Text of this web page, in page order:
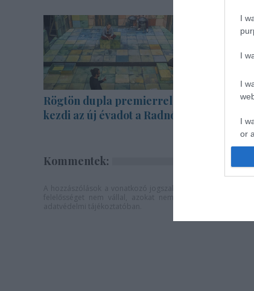
I
I
I
I
or
I
Rögtön dupla premierrel
kezdi az új évadot a Radnóti
Kommentek:
felelősséget nem vállal, azokat nem ellenőrzi. Kifogás